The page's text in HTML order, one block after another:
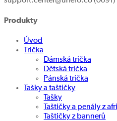
Produkty
Úvod
Trička
Dámská trička
Dětská trička
Pánská trička
Tašky a taštičky
Tašky
Taštičky a penály z
Taštičky z bannerů